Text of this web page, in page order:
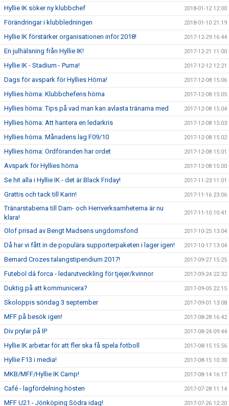
Hyllie IK söker ny klubbchef 2018-01-12 12:00
Förändringar i klubbledningen 2018-01-10 21:19
Hyllie IK förstärker organisationen inför 2018! 2017-12-29 16:44
En julhälsning från Hyllie IK! 2017-12-21 11:00
Hyllie IK - Stadium - Puma! 2017-12-12 12:21
Dags för avspark för Hyllies Hörna! 2017-12-08 15:06
Hyllies hörna: Klubbchefens hörna 2017-12-08 15:05
Hyllies hörna: Tips på vad man kan avlasta tränarna med 2017-12-08 15:04
Hyllies hörna: Att hantera en ledarkris 2017-12-08 15:03
Hyllies hörna: Månadens lag F09/10 2017-12-08 15:02
Hyllies hörna: Ordföranden har ordet 2017-12-08 15:01
Avspark för Hyllies hörna 2017-12-08 15:00
Se hit alla i Hyllie IK - det är Black Friday! 2017-11-23 11:01
Grattis och tack till Karin! 2017-11-16 23:06
Tränarstaberna till Dam- och Herrverksamheterna är nu
klara!
2017-11-10 10:41
Olof prisad av Bengt Madsens ungdomsfond 2017-10-25 13:04
Då har vi fått in de populära supporterpaketen i lager igen! 2017-10-17 13:04
Bernard Crozes talangstipendium 2017! 2017-09-27 15:25
Futebol dá forca - ledarutveckling för tjejer/kvinnor 2017-09-24 22:32
Duktig på att kommunicera? 2017-09-05 22:15
Skoloppis söndag 3 september 2017-09-01 13:08
MFF på besök igen! 2017-08-28 16:42
Div prylar på IP 2017-08-24 09:44
Hyllie IK arbetar för att fler ska få spela fotboll 2017-08-15 15:56
Hyllie F13 i media! 2017-08-15 10:30
MKB/MFF/Hyllie IK Camp! 2017-08-14 16:17
Café - lagfördelning hösten 2017-07-28 11:14
MFF U21 - Jönköping Södra idag! 2017-07-26 12:20